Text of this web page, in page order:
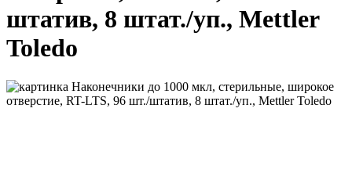
штатив, 8 штат./уп., Mettler
Toledo